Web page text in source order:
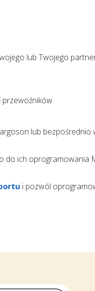
lub Twojego
lub bezpośrednio
do ich oprogramowania
i pozwól